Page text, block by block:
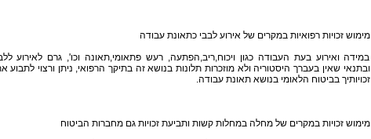
מימוש זכויות רפואיות במקרים של אירוע לבבי כתאונת עבודה
במידה ואירוע בעת העבודה כגון ויכוח,ריב,הפתעה, רעש פתאומי,תאונה וכו', גרם לאירוע
ובתנאי שאין בעברך היסטוריה ולא מוזכרות תלונות בנושא זה בתיקך הרפואי, ניתן ורצוי לתבוע
זכויותיך בביטוח הלאומי בנושא תאונת עבודה.
מימוש זכויות במקרים של מחלה במחלות קשות ותביעת זכויות גם מחברות הביטוח